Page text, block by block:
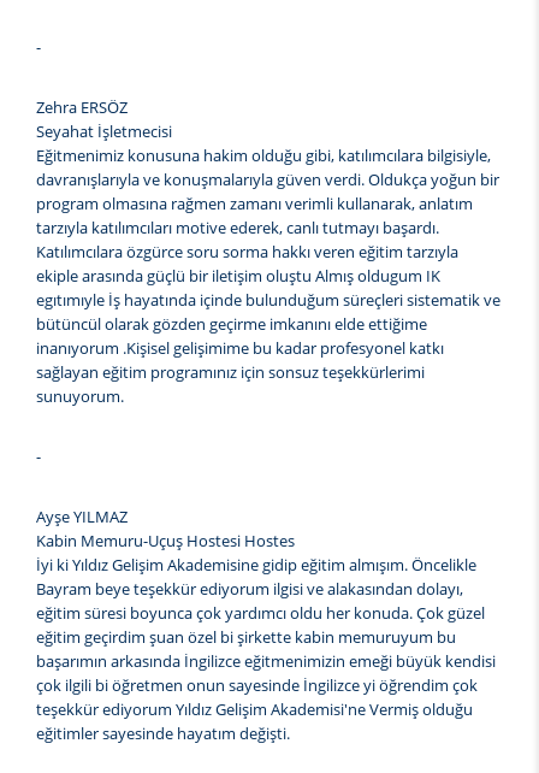
-
Zehra ERSÖZ
Seyahat İşletmecisi
Eğitmenimiz konusuna hakim olduğu gibi, katılımcılara bilgisiyle,
davranışlarıyla ve konuşmalarıyla güven verdi. Oldukça yoğun bir
program olmasına rağmen zamanı verimli kullanarak, anlatım
tarzıyla katılımcıları motive ederek, canlı tutmayı başardı.
Katılımcılara özgürce soru sorma hakkı veren eğitim tarzıyla
ekiple arasında güçlü bir iletişim oluştu Almış oldugum IK
egıtımıyle İş hayatında içinde bulunduğum süreçleri sistematik ve
bütüncül olarak gözden geçirme imkanını elde ettiğime
inanıyorum .Kişisel gelişimime bu kadar profesyonel katkı
sağlayan eğitim programınız için sonsuz teşekkürlerimi
sunuyorum.
-
Ayşe YILMAZ
Kabin Memuru-Uçuş Hostesi Hostes
İyi ki Yıldız Gelişim Akademisine gidip eğitim almışım. Öncelikle
Bayram beye teşekkür ediyorum ilgisi ve alakasından dolayı,
eğitim süresi boyunca çok yardımcı oldu her konuda. Çok güzel
eğitim geçirdim şuan özel bi şirkette kabin memuruyum bu
başarımın arkasında İngilizce eğitmenimizin emeği büyük kendisi
çok ilgili bi öğretmen onun sayesinde İngilizce yi öğrendim çok
teşekkür ediyorum Yıldız Gelişim Akademisi'ne Vermiş olduğu
eğitimler sayesinde hayatım değişti.